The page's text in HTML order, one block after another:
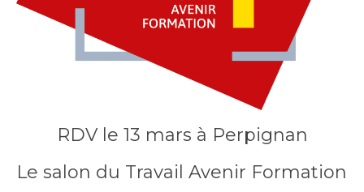
RDV le 13 mars à Perpignan
Le salon du Travail Avenir Formation